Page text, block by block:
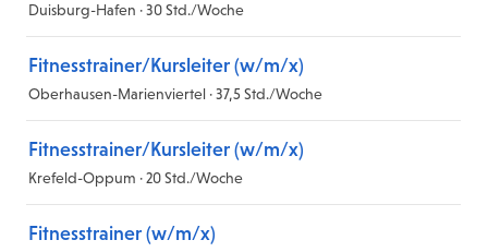
Duisburg-Hafen · 30 Std./Woche
Fitnesstrainer/Kursleiter (w/m/x)
Oberhausen-Marienviertel · 37,5 Std./Woche
Fitnesstrainer/Kursleiter (w/m/x)
Krefeld-Oppum · 20 Std./Woche
Fitnesstrainer (w/m/x)